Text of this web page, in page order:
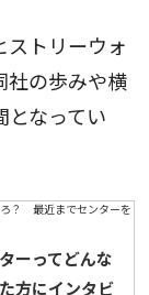
トリーウォ
社の歩みや横
となってい
ーってどんな
方にインタビ